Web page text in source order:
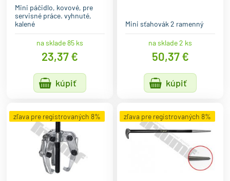
Mini páčidlo, kovové, pre
servisné práce. vyhnuté,
kalené
na sklade 85 ks
23,37 €
kúpiť
Mini sťahovák 2 ramenný
na sklade 2 ks
50,37 €
kúpiť
zľava pre registrovaných 8% zľava pre registrovaných 8%